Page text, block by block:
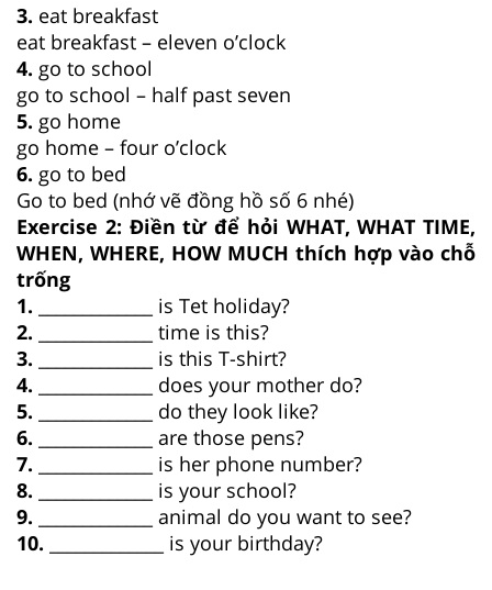
3. eat breakfast
eat breakfast – eleven o’clock
4. go to school
go to school – half past seven
5. go home
go home – four o’clock
6. go to bed
Go to bed (nhớ vẽ đồng hồ số 6 nhé)
Exercise 2: Điền từ để hỏi WHAT, WHAT TIME,
WHEN, WHERE, HOW MUCH thích hợp vào chỗ
trống
1. _____________ is Tet holiday?
2. _____________ time is this?
3. _____________ is this T-shirt?
4. _____________ does your mother do?
5. _____________ do they look like?
6. _____________ are those pens?
7. _____________ is her phone number?
8. _____________ is your school?
9. _____________ animal do you want to see?
10. _____________ is your birthday?